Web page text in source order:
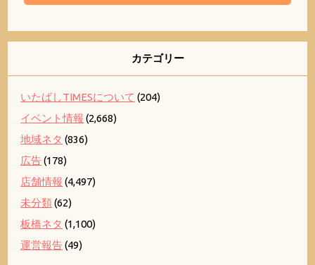
カテゴリー
いたばしTIMESについて (204)
イベント情報 (2,668)
地域ネタ (836)
広告(178)
店舗情報 (4,497)
未分類(62)
板橋ネタ (1,100)
運営報告(49)